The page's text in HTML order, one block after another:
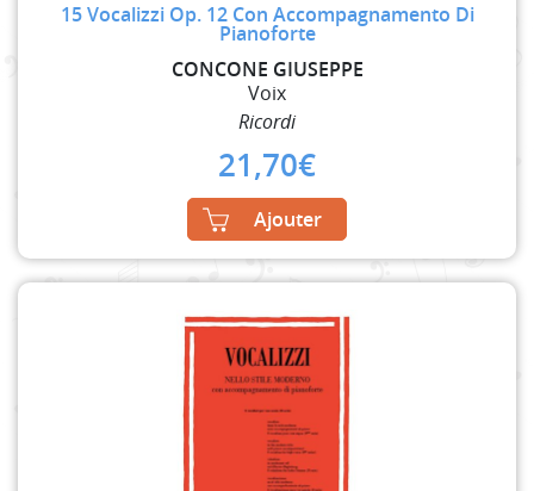
15 Vocalizzi Op. 12 Con Accompagnamento Di
Pianoforte
CONCONE GIUSEPPE
Voix
Ricordi
21,70€
Ajouter